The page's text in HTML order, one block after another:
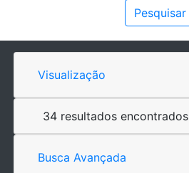
Pesquisar
Visualização
34 resultados encontrados
Busca Avançada